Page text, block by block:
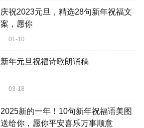
庆祝2023元旦，精选28句新年祝福文
案，愿你
01-10
新年元旦祝福诗歌朗诵稿
03-18
2025新的一年！10句新年祝福语美图
送给你，愿你平安喜乐万事顺意